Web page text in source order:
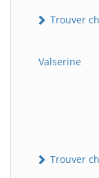
Trouver
Valserine
Trouver